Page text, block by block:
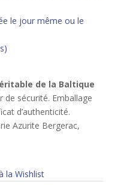
le jour même ou le
de la Baltique
de sécurité. Emballage
d’authenticité.
Azurite Bergerac,
la Wishlist